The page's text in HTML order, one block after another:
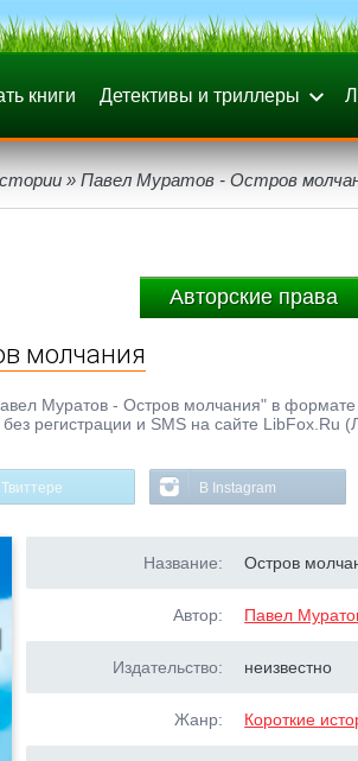
книги Детективы и триллеры
» Павел Муратов - Остров
Авторские права
молчания
Муратов - Остров молчания" в
регистрации и SMS на сайте LibFox.Ru
В Instagram
Название: Остров
Автор: Павел
Издательство: неизвестно
Жанр: Короткие